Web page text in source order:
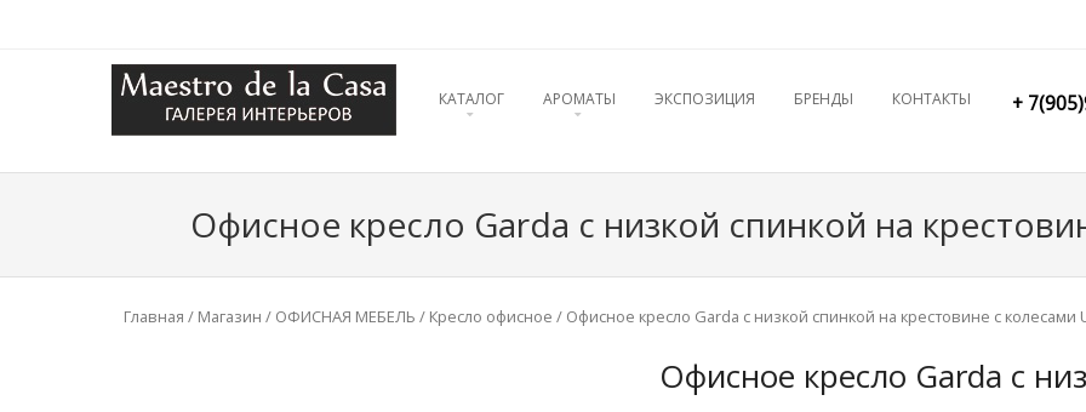
Menu
SKIP TO CONTENT
КАТАЛОГ АРОМАТЫ ЭКСПОЗИЦИЯ БРЕНДЫ КОНТАКТЫ +
Офисное кресло Garda с низкой спинкой на
Главная / Магазин / ОФИСНАЯ МЕБЕЛЬ / Кресло офисное / Офисное кресло Garda с низкой спинкой на крестовине с колесами
Офисное кресло Garda с